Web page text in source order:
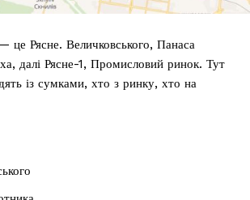
це Рясне. Величковського, Панаса
далі Рясне-1, Промисловий ринок. Тут
із сумками, хто з ринку, хто на